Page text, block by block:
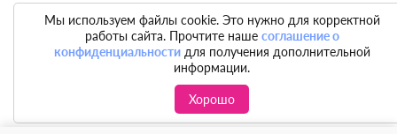
Мы используем файлы cookie. Это нужно для корректной
работы сайта. Прочтите наше соглашение о
конфиденциальностидля получения дополнительной
информации.
Хорошо